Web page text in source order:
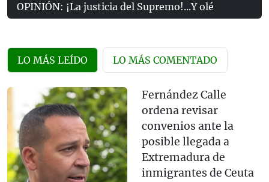
OPINIÓN: ¡La justicia del Supremo!...Y olé
LO MÁS LEÍDO LO MÁS COMENTADO
Fernández Calle
ordena revisar
convenios ante la
posible llegada a
Extremadura de
inmigrantes de Ceuta